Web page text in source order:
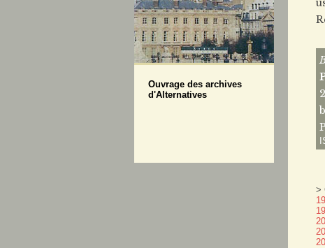
Ouvrage des archives
d'Alternatives
>